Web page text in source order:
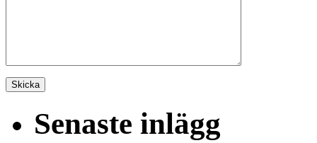
Senaste inlägg